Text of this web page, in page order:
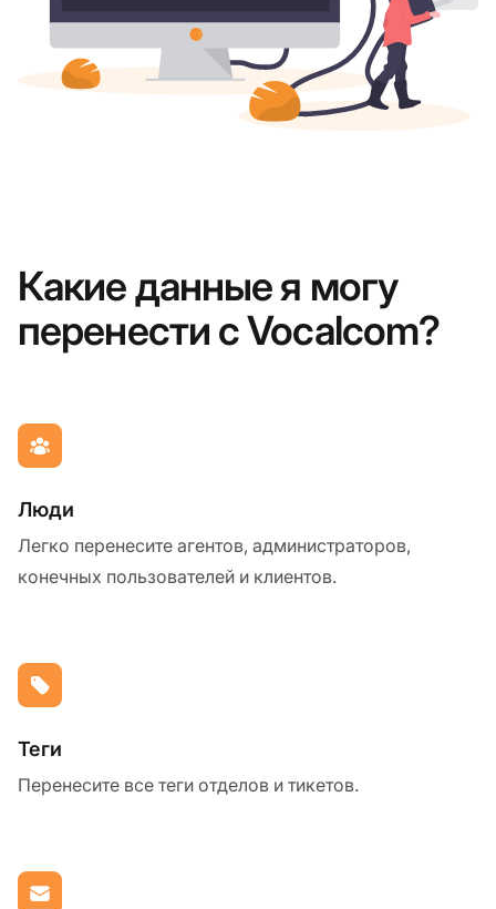
Какие данные я могу
перенести с Vocalcom?
Люди
Легко перенесите агентов, администраторов,
конечных пользователей и клиентов.
Теги
Перенесите все теги отделов и тикетов.